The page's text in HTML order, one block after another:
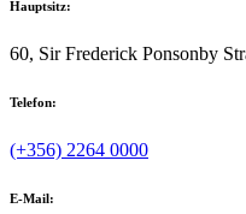
Hauptsitz:
60, Sir Frederick Ponsonby
Telefon:
(+356) 2264 0000
E-Mail: